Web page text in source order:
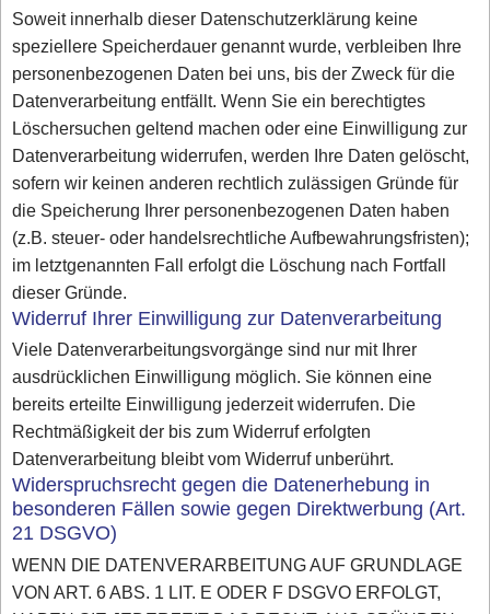
Soweit innerhalb dieser Datenschutzerklärung keine
speziellere Speicherdauer genannt wurde, verbleiben Ihre
personenbezogenen Daten bei uns, bis der Zweck für die
Datenverarbeitung entfällt. Wenn Sie ein berechtigtes
Löschersuchen geltend machen oder eine Einwilligung zur
Datenverarbeitung widerrufen, werden Ihre Daten gelöscht,
sofern wir keinen anderen rechtlich zulässigen Gründe für
die Speicherung Ihrer personenbezogenen Daten haben
(z.B. steuer- oder handelsrechtliche Aufbewahrungsfristen);
im letztgenannten Fall erfolgt die Löschung nach Fortfall
dieser Gründe.
Widerruf Ihrer Einwilligung zur Datenverarbeitung
Viele Datenverarbeitungsvorgänge sind nur mit Ihrer
ausdrücklichen Einwilligung möglich. Sie können eine
bereits erteilte Einwilligung jederzeit widerrufen. Die
Rechtmäßigkeit der bis zum Widerruf erfolgten
Datenverarbeitung bleibt vom Widerruf unberührt.
Widerspruchsrecht gegen die Datenerhebung in
besonderen Fällen sowie gegen Direktwerbung (Art.
21 DSGVO)
WENN DIE DATENVERARBEITUNG AUF GRUNDLAGE
VON ART. 6 ABS. 1 LIT. E ODER F DSGVO ERFOLGT,